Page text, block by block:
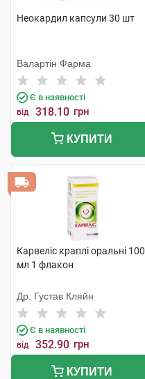
Неокардил капсули 30 шт
Валартін Фарма
Є в наявності
від 318.10 грн
КУПИТИ
Карвеліс краплі оральні 100
мл 1 флакон
Др. Густав Кляйн
Є в наявності
від 352.90 грн
КУПИТИ